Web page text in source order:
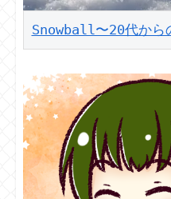
Snowball〜20代から